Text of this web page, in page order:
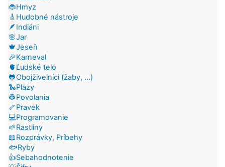
🐞Hmyz
🎸Hudobné nástroje
🪶Indiáni
🌸Jar
🍁Jeseň
🎉Karneval
🫀Ľudské telo
🐸Obojživelníci (žaby, ...)
🐍Plazy
👷Povolania
🦴Pravek
💻Programovanie
🌱Rastliny
📖Rozprávky, Príbehy
🐟Ryby
👍Sebahodnotenie